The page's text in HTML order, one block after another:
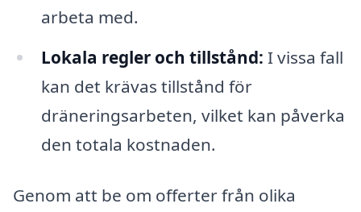
arbeta med.
Lokala regler och tillstånd: I vissa fall
kan det krävas tillstånd för
dräneringsarbeten, vilket kan påverka
den totala kostnaden.
Genom att be om offerter från olika